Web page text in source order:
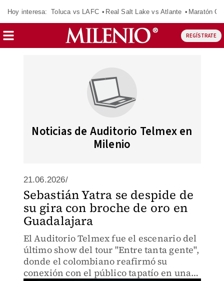
Hoy interesa: Toluca vs LAFC Real Salt Lake vs Atlante Maratón
REGÍSTRATE
Noticias de Auditorio Telmex en
Milenio
21.06.2026/
Sebastián Yatra se despide de
su gira con broche de oro en
Guadalajara
El Auditorio Telmex fue el escenario del
último show del tour "Entre tanta gente",
donde el colombiano reafirmó su
conexión con el público tapatío en una